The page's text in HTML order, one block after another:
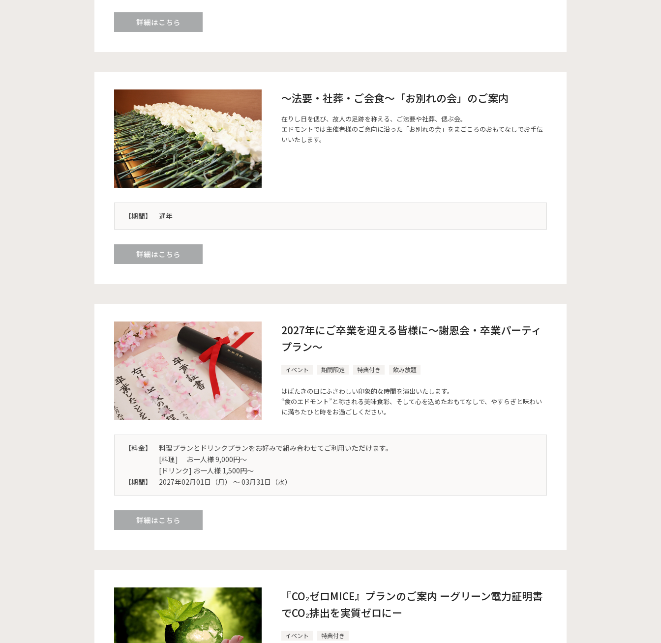
詳細はこちら
～法要・社葬・ご会食～「お別れの会」のご案内
在りし日を偲び、故人の足跡を称える、ご法要や社葬、偲ぶ会。
エドモントでは主催者様のご意向に沿った「お別れの会」をまごころのおもてなしでお手伝
いいたします。
【期間】 通年
詳細はこちら
2027年にご卒業を迎える皆様に〜謝恩会・卒業パーティ
プラン〜
イベント 期間限定 特典付き 飲み放題
はばたきの日にふさわしい印象的な時間を演出いたします。
“食のエドモント”と称される美味食彩、そして心を込めたおもてなしで、やすらぎと味わい
に満ちたひと時をお過ごしください。
【料金】
料理プランとドリンクプランをお好みで組み合わせてご利用いただけます。
[料理] お一人様 9,000円～
[ドリンク] お一人様 1,500円～
【期間】
2027年02月01日（月） 〜 03月31日（水）
詳細はこちら
『CO₂ゼロMICE』プランのご案内 ーグリーン電力証明書
でCO₂排出を実質ゼロにー
イベント 特典付き